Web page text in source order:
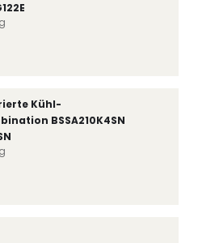
Kühl-
BSSA210K4SN